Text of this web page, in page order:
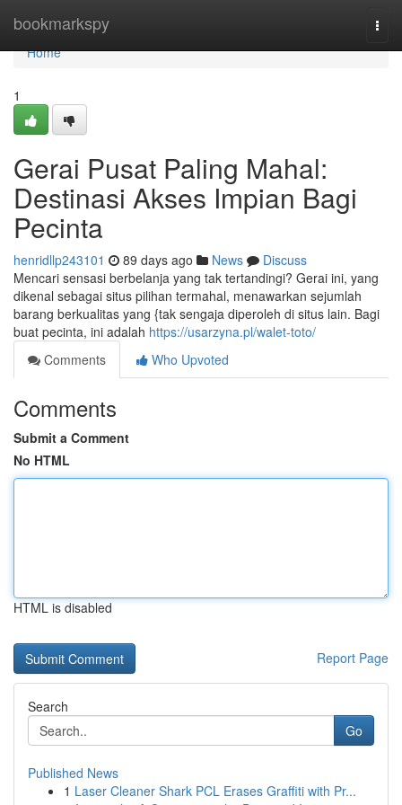
bookmarkspy
Home
Home
1
Gerai Pusat Paling Mahal:
Destinasi Akses Impian Bagi
Pecinta
henridllp243101 89 days ago News
Discuss
Mencari sensasi berbelanja yang tak tertandingi? Gerai ini, yang
dikenal sebagai situs pilihan termahal, menawarkan sejumlah
barang berkualitas yang {tak sengaja diperoleh di situs lain. Bagi
buat pecinta, ini adalah https://usarzyna.pl/walet-toto/
Comments
Who Upvoted
Comments
Submit a Comment
No HTML
HTML is disabled
Report Page
Search
Go
Published News
1 Laser Cleaner Shark PCL Erases Graffiti with Pr...